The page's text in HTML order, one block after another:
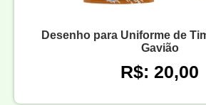
Desenho para Uniforme de
Gavião
R$: 20,00